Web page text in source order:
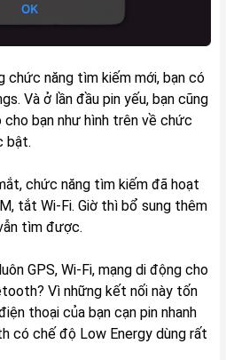
chức năng tìm kiếm mới, bạn có
Và ở lần đầu pin yếu, bạn cũng
bạn như hình trên về chức
bật.
chức năng tìm kiếm đã hoạt
tắt Wi-Fi. Giờ thì bổ sung thêm
tìm được.
GPS, Wi-Fi, mạng di động cho
Vì những kết nối này tốn
thoại của bạn cạn pin nhanh
có chế độ Low Energy dùng rất